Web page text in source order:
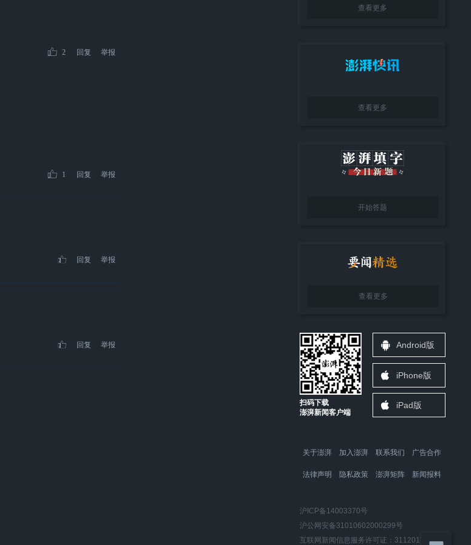
2 回复 举报
1 回复 举报
回复 举报
回复 举报
查看更多
查看更多
开始答题
查看更多
扫码下载
澎湃新闻客户端
Android版
iPhone版
iPad版
关于澎湃 加入澎湃 联系我们 广告合作
法律声明 隐私政策 澎湃矩阵 新闻报料
沪ICP备14003370号
沪公网安备31010602000299号
互联网新闻信息服务许可证：31120170006